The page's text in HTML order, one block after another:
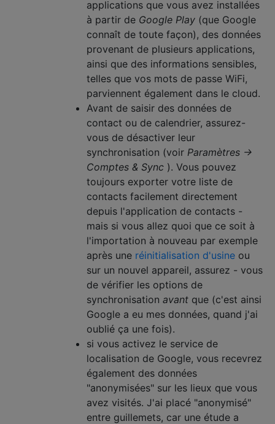
applications que vous avez installées
à partir de Google Play (que Google
connaît de toute façon), des données
provenant de plusieurs applications,
ainsi que des informations sensibles,
telles que vos mots de passe WiFi,
parviennent également dans le cloud.
Avant de saisir des données de
contact ou de calendrier, assurez-
vous de désactiver leur
synchronisation (voir Paramètres →
Comptes & Sync ). Vous pouvez
toujours exporter votre liste de
contacts facilement directement
depuis l'application de contacts -
mais si vous allez quoi que ce soit à
l'importation à nouveau par exemple
après une réinitialisation d'usine ou
sur un nouvel appareil, assurez - vous
de vérifier les options de
synchronisation avant que (c'est ainsi
Google a eu mes données, quand j'ai
oublié ça une fois).
si vous activez le service de
localisation de Google, vous recevrez
également des données
"anonymisées" sur les lieux que vous
avez visités. J'ai placé "anonymisé"
entre guillemets, car une étude a